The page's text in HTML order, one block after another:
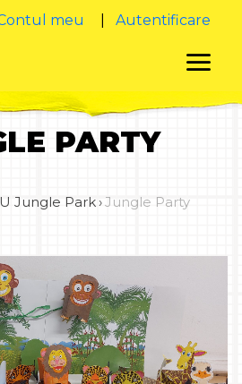
meu Autentificare
PARTY
Jungle Park›Jungle Party